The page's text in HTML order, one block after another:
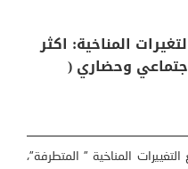
المناخية: اكثر
وحضاري (
المناخية ” المتطرفة”،